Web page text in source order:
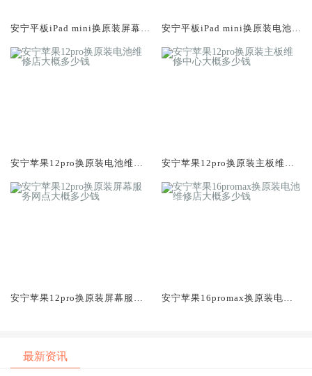
安宁平板iPad mini换原装屏幕服
安宁平板iPad mini换原装电池维
安宁苹果12pro换原装电池维修
安宁苹果12pro换原装主板维修
安宁苹果12pro换原装屏幕服务
安宁苹果16promax换原装电池
最新资讯